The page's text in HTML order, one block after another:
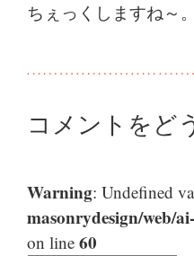
ちぇっくしますね～。
コメントをど
Warning: Undefined
masonrydesign/web/
on line 60